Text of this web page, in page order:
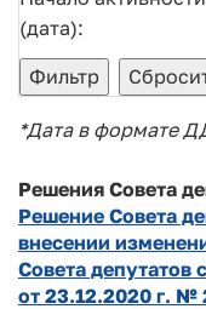
(дата):
*Дата в формате
Решения Совета
Решение Совета
внесении
Совета депутатов
от 23.12.2020 г. №